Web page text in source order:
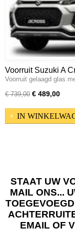
Voorruit Suzuki A
Voorruit gelaagd glas
€ 739,00 € 489,00
IN
STAAT UW
MAIL ONS...
EMAIL OF